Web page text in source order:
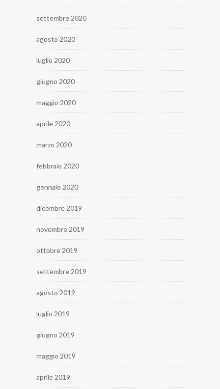
settembre 2020
agosto 2020
luglio 2020
giugno 2020
maggio 2020
aprile 2020
marzo 2020
febbraio 2020
gennaio 2020
dicembre 2019
novembre 2019
ottobre 2019
settembre 2019
agosto 2019
luglio 2019
giugno 2019
maggio 2019
aprile 2019